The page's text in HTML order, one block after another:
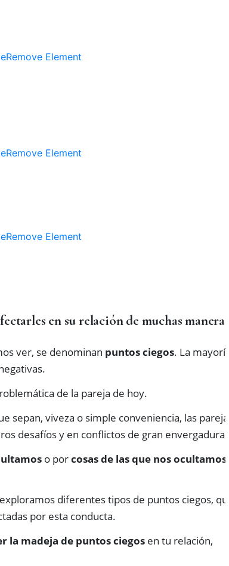
Remove Element
Remove Element
Remove Element
en su relación de muchas maneras.
ver, se denominan puntos ciegos. La mayoría
de la pareja de hoy.
sepan, viveza o simple conveniencia, las parejas
desafíos y en conflictos de gran envergadura.
o porcosas de las que nos ocultamos
diferentes tipos de puntos ciegos, que
por esta conducta.
la madeja de puntos ciegosen tu relación,